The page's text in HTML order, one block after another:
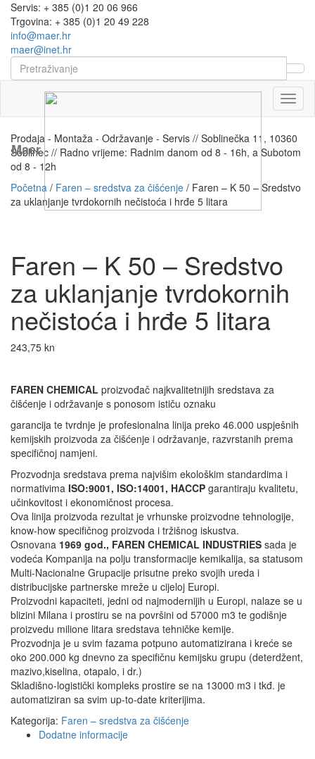
Servis: + 385 (0)1 20 06 966
Trgovina: + 385 (0)1 20 49 228
info@maer.hr
maer@inet.hr
Maer
Prodaja - Montaža - Održavanje - Servis // Soblinečka 11, 10360
Soblinec // Radno vrijeme: Radnim danom od 8 - 16h, a Subotom
od 8 - 12h
Početna / Faren – sredstva za čišćenje / Faren – K 50 – Sredstvo
za uklanjanje tvrdokornih nečistoća i hrđe 5 litara
Faren – K 50 – Sredstvo
za uklanjanje tvrdokornih
nečistoća i hrđe 5 litara
243,75 kn
FAREN CHEMICAL proizvođač najkvalitetnijih sredstava za
čišćenje i održavanje s ponosom ističu oznaku
garancija te tvrdnje je profesionalna linija preko 46.000 uspješnih
kemijskih proizvoda za čišćenje i održavanje, razvrstanih prema
specifičnoj namjeni.
Prozvodnja sredstava prema najvišim ekološkim standardima i
normativima ISO:9001, ISO:14001, HACCP garantiraju kvalitetu,
učinkovitost i ekonomičnost procesa.
Ova linija proizvoda rezultat je vrhunske proizvodne tehnologije,
know-how specifičnog proizvoda i tržišnog iskustva.
Osnovana 1969 god., FAREN CHEMICAL INDUSTRIES sada je
vodeća Kompanija na polju transformacije kemikalija, sa statusom
Multi-Nacionalne Grupacije prisutne preko svojih ureda i
distribucijske partnerske mreže u cijeloj Europi.
Proizvodni kapaciteti, jedni od najmodernijih u Europi, nalaze se u
blizini Milana i prostiru se na površini od 57000 m3 te godišnje
proizvedu milione litara sredstava tehničke kemije.
Prozvodnja je u svim fazama potpuno automatizirana i kreće se
oko 200.000 kg dnevno za specifičnu kemijsku grupu (deterdžent,
mazivo,kiselina, otapalo, i dr.)
Skladišno-logistički kompleks prostire se na 13000 m3 i tkđ. je
automatiziran sa svim up-to-date kriterijima.
Kategorija: Faren – sredstva za čišćenje
Dodatne informacije